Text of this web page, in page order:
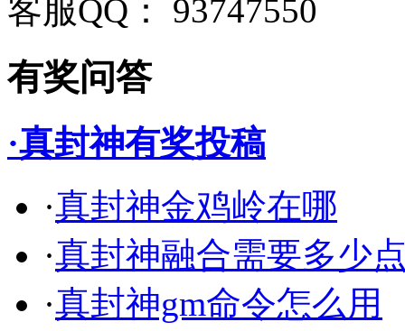
客服QQ： 93747550
有奖问答
·真封神有奖投稿
·真封神金鸡岭在哪
·真封神融合需要多少
·真封神gm命令怎么用